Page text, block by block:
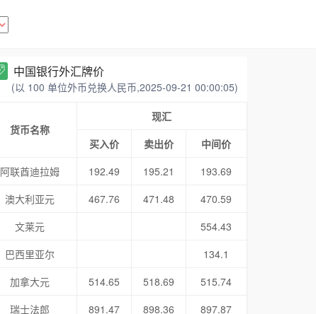
中国银行外汇牌价
(以 100 单位外币兑换人民币,2025-09-21 00:00:05)
货币名称
现汇
买入价
卖出价
中间价
阿联酋迪拉姆
192.49 195.21
193.69
澳大利亚元
467.76 471.48
470.59
文莱元
554.43
巴西里亚尔
134.1
加拿大元
514.65 518.69
515.74
瑞士法郎
891.47 898.36
897.87